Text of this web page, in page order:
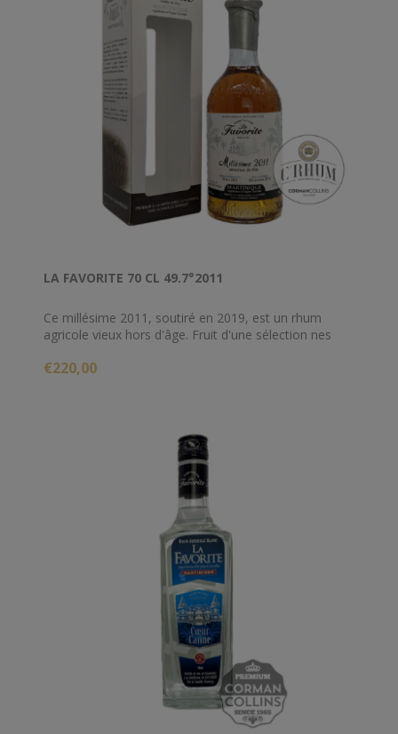
LA FAVORITE 70 CL 49.7°2011
Ce millésime 2011, soutiré en 2019, est un rhum
agricole vieux hors d'âge. Fruit d'une sélection nes
dégustationcomplexe, structurée et élégante.
€220,00